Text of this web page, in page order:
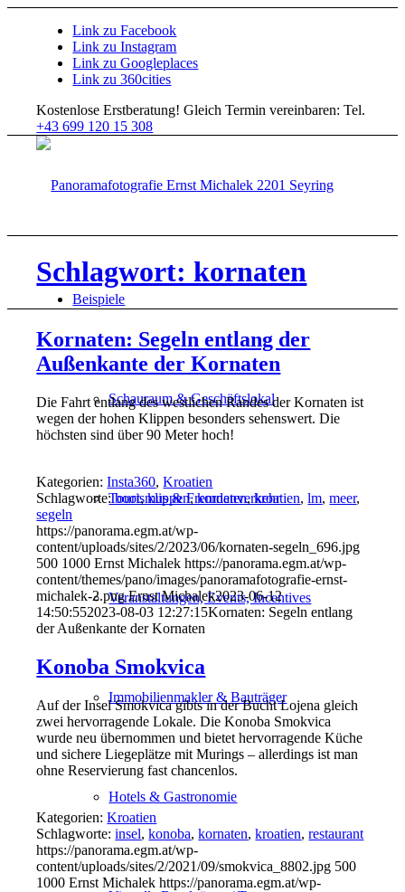
Link zu Facebook
Link zu Instagram
Link zu Googleplaces
Link zu 360cities
Kostenlose Erstberatung! Gleich Termin vereinbaren: Tel.
+43 699 120 15 308
Beispiele
Schauraum & Geschäftslokal
Tourismus & Fremdenverkehr
Veranstaltungen, Events, Incentives
Immobilienmakler & Bauträger
Hotels & Gastronomie
Schlagwort: kornaten
Kornaten: Segeln entlang der
Außenkante der Kornaten
Die Fahrt entlang des westlichen Randes der Kornaten ist
wegen der hohen Klippen besonders sehenswert. Die
höchsten sind über 90 Meter hoch!
Kategorien:Insta360,Kroatien
Schlagworte:boot,klippen,kornaten,kroatien,lm,meer,
segeln
https://panorama.egm.at/wp-
content/uploads/sites/2/2023/06/kornaten-segeln_696.jpg
500 1000 Ernst Michalek https://panorama.egm.at/wp-
content/themes/pano/images/panoramafotografie-ernst-
michalek-2.png Ernst Michalek2023-06-12
14:50:552023-08-03 12:27:15Kornaten: Segeln entlang
der Außenkante der Kornaten
Konoba Smokvica
Auf der Insel Smokvica gibts in der Bucht Lojena gleich
zwei hervorragende Lokale. Die Konoba Smokvica
wurde neu übernommen und bietet hervorragende Küche
und sichere Liegeplätze mit Murings – allerdings ist man
ohne Reservierung fast chancenlos.
Kategorien:Kroatien
Schlagworte:insel,konoba,kornaten,kroatien,restaurant
https://panorama.egm.at/wp-
content/uploads/sites/2/2021/09/smokvica_8802.jpg 500
1000 Ernst Michalek https://panorama.egm.at/wp-